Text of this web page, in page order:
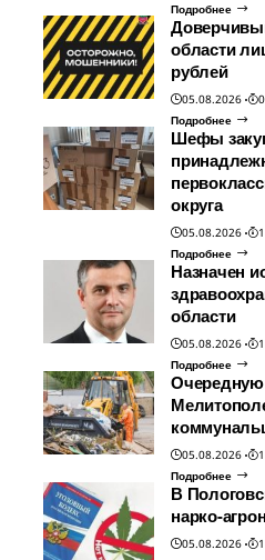
Подробнее
области
рублей
05.08.2026
Подробнее
Шефы
округа
05.08.2026
Подробнее
Назначен
области
05.08.2026
Подробнее
Очередную
05.08.2026
Подробнее
В
нарко-
05.08.2026